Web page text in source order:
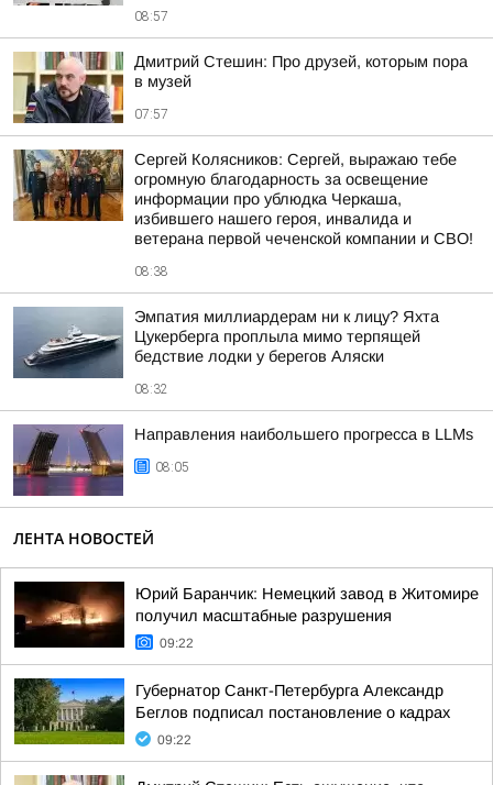
08:57
Дмитрий Стешин: Про друзей, которым пора
в музей
07:57
Сергей Колясников: Сергей, выражаю тебе
огромную благодарность за освещение
информации про ублюдка Черкаша,
избившего нашего героя, инвалида и
ветерана первой чеченской компании и СВО!
08:38
Эмпатия миллиардерам ни к лицу? Яхта
Цукерберга проплыла мимо терпящей
бедствие лодки у берегов Аляски
08:32
Направления наибольшего прогресса в LLMs
08:05
ЛЕНТА НОВОСТЕЙ
Юрий Баранчик: Немецкий завод в Житомире
получил масштабные разрушения
09:22
Губернатор Санкт-Петербурга Александр
Беглов подписал постановление о кадрах
09:22